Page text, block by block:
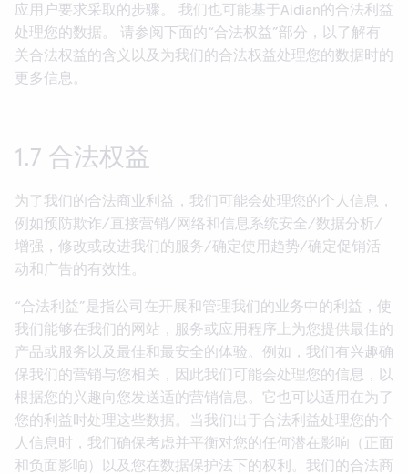
应用户要求采取的步骤。 我们也可能基于Aidian的合法利益
处理您的数据。 请参阅下面的“合法权益”部分，以了解有
关合法权益的含义以及为我们的合法权益处理您的数据时的
更多信息。
1.7 合法权益
为了我们的合法商业利益，我们可能会处理您的个人信息，
例如预防欺诈/直接营销/网络和信息系统安全/数据分析/
增强，修改或改进我们的服务/确定使用趋势/确定促销活
动和广告的有效性。
“合法利益”是指公司在开展和管理我们的业务中的利益，使
我们能够在我们的网站，服务或应用程序上为您提供最佳的
产品或服务以及最佳和最安全的体验。例如，我们有兴趣确
保我们的营销与您相关，因此我们可能会处理您的信息，以
根据您的兴趣向您发送适的营销信息。它也可以适用在为了
您的利益时处理这些数据。当我们出于合法利益处理您的个
人信息时，我们确保考虑并平衡对您的任何潜在影响（正面
和负面影响）以及您在数据保护法下的权利。我们的合法商